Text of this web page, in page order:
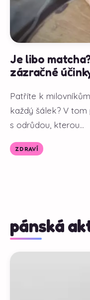
Je libo
zázračné
Patříte k
každý šálek? V
s odrůdou, kterou...
ZDRAVÍ
pánská